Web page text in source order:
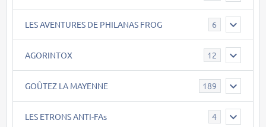
LES AVENTURES DE PHILANAS FROG 6
AGORINTOX 12
GOÛTEZ LA MAYENNE 189
LES ETRONS ANTI-FAs 4